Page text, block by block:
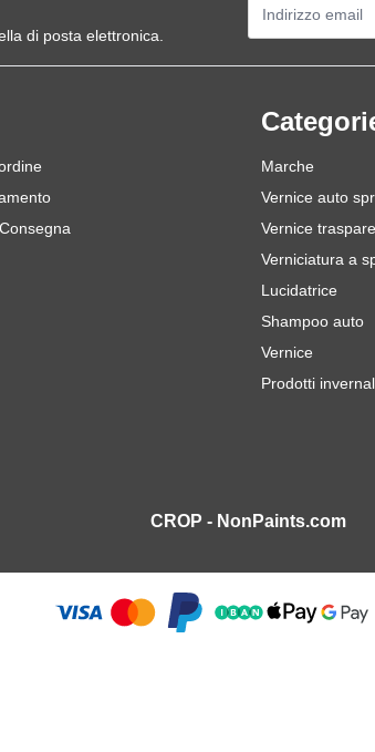
di posta elettronica.
Marche
Vernice auto
Vernice
Verniciatura a
Lucidatrice
Shampoo auto
Vernice
Prodotti
CROP - NonPaints.com